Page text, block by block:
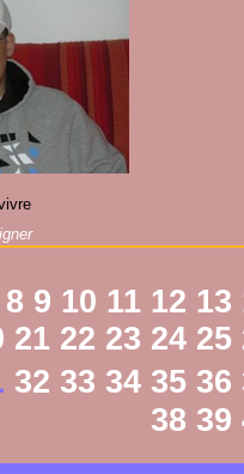
8 9 10 11 12 13
21 22 23 24 25
32 33 34 35 36
38 39